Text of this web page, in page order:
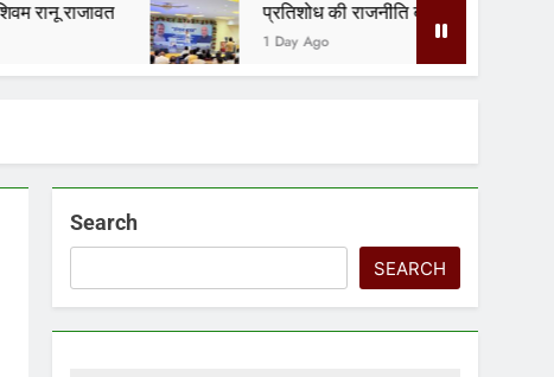
प्रतिशोध की राजनीति बंद करे भाजपा सरकार, कांग्रेस अन्याय के
1 Day Ago
Search
SEARCH